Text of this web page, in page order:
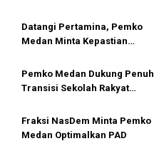
s
Datangi Pertamina, Pemko
Medan Minta Kepastian
BBM di SPBU
Pemko Medan Dukung Penuh
Transisi Sekolah Rakyat
Fraksi NasDem Minta Pemko
Medan Optimalkan PAD